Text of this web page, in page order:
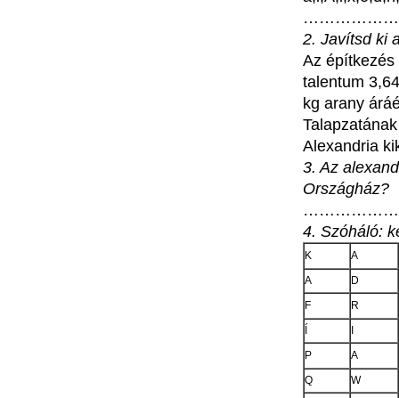
2. Javítsd ki
Az építkezés
talentum
kg arany
Talapzatának
Alexandria
3.Az
Országház?
4. Szóháló:
K
A
A
D
F
R
P
A
Q
W